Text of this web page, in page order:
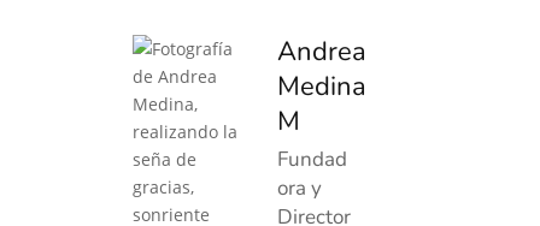
Andrea
Medina
M
Fundad
ora y
Director